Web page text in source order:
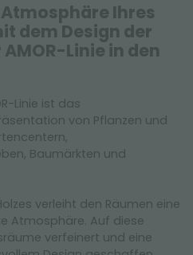
Ihres
dem Design der
Linie in den
Linie ist das
von Pflanzen und
Baumärkten und
verleiht den Räumen eine
Atmosphäre. Auf diese
verfeinert und eine